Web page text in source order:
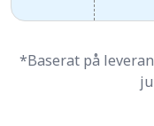
*Baserat på